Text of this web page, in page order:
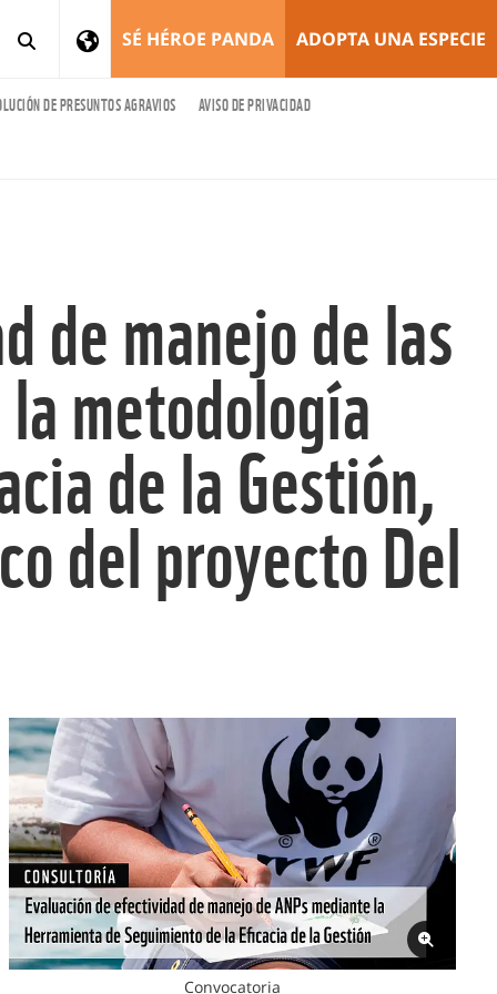
SÉ HÉROE PANDA ADOPTA UNA ESPECIE
DE PRESUNTOS AGRAVIOS AVISO DE PRIVACIDAD
de manejo de las
metodología
de la Gestión,
del proyecto Del
Convocatoria